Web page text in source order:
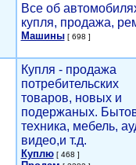
Все об
купля, продажа,
Машины[ 698 ]
Купля - продажа
потребительских
товаров, новых и
подержаных.
техника, мебель,
видео,и т.д.
Куплю[ 468 ]